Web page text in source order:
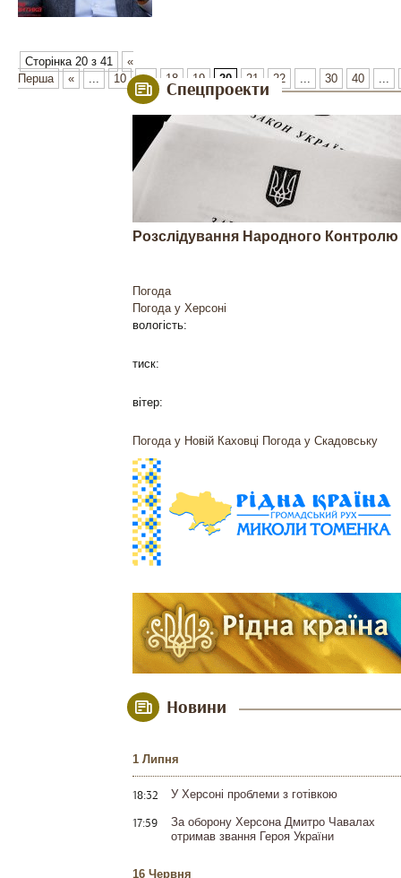
Сторінка 20 з 41
«
Перша
« ... 10 ... 18 19 20 21 22 ... 30 40 ...
Спецпроекти
Розслідування Народного Контролю
Погода
Погода у Херсоні
вологість:
тиск:
вітер:
Погода у Новій Каховці Погода у Скадовську
Новини
1 Липня
18:32 У Херсоні проблеми з готівкою
17:59
За оборону Херсона Дмитро Чавалах
отримав звання Героя України
16 Червня